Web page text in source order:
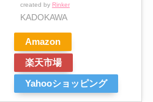
created by Rinker
KADOKAWA
Amazon
楽天市場
Yahooショッピング